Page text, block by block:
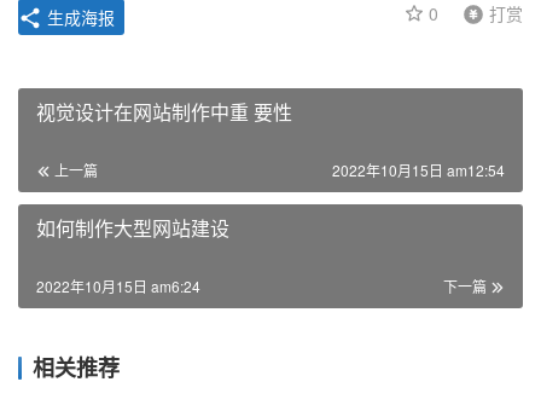
0 打赏
生成海报
视觉设计在网站制作中重 要性
上一篇 2022年10月15日 am12:54
如何制作大型网站建设
下一篇
2022年10月15日 am6:24
相关推荐